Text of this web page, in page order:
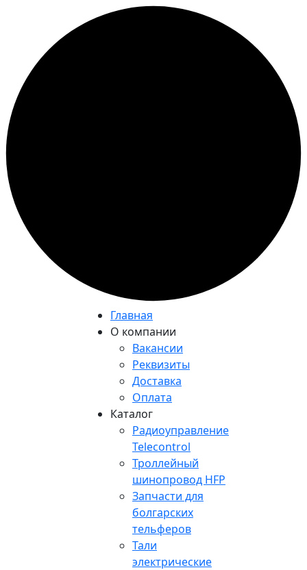
Главная
О компании
Вакансии
Реквизиты
Доставка
Оплата
Каталог
Радиоуправление
Telecontrol
Троллейный
шинопровод HFP
Запчасти для
болгарских
тельферов
Тали
электрические